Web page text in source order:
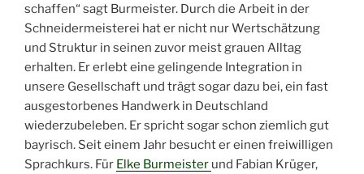
schaffen“ sagt Burmeister. Durch die Arbeit in der
Schneidermeisterei hat er nicht nur Wertschätzung
und Struktur in seinen zuvor meist grauen Alltag
erhalten. Er erlebt eine gelingende Integration in
unsere Gesellschaft und trägt sogar dazu bei, ein fast
ausgestorbenes Handwerk in Deutschland
wiederzubeleben. Er spricht sogar schon ziemlich gut
bayrisch. Seit einem Jahr besucht er einen freiwilligen
Sprachkurs. Für Elke Burmeister und Fabian Krüger,